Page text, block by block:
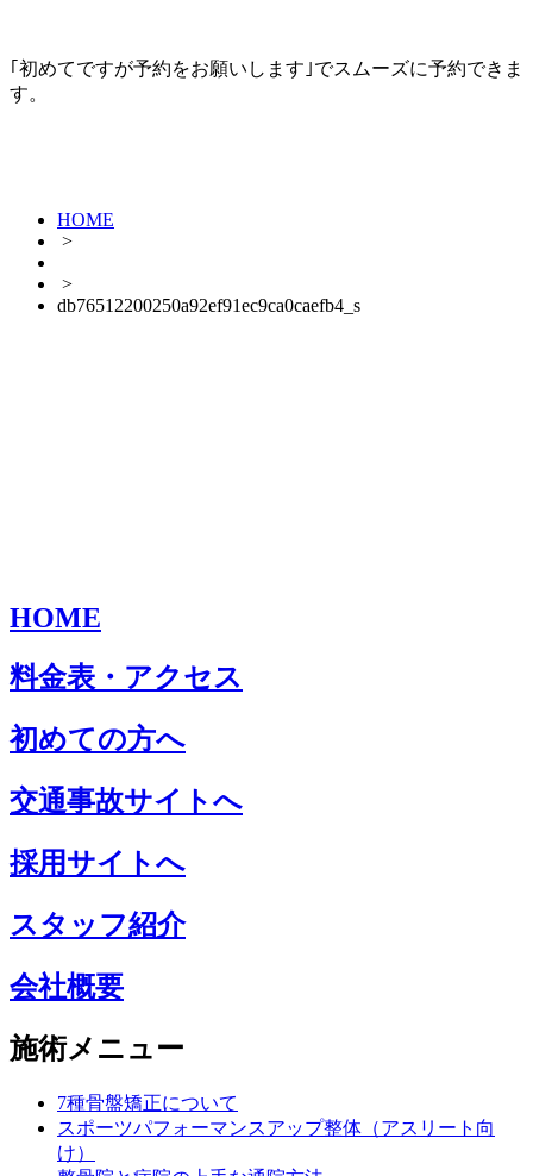
｢初めてですが予約をお願いします｣でスムーズに予約できま
す。
HOME
>
>
db76512200250a92ef91ec9ca0caefb4_s
HOME
料金表・アクセス
初めての方へ
交通事故サイトへ
採用サイトへ
スタッフ紹介
会社概要
施術メニュー
7種骨盤矯正について
スポーツパフォーマンスアップ整体（アスリート向
け）